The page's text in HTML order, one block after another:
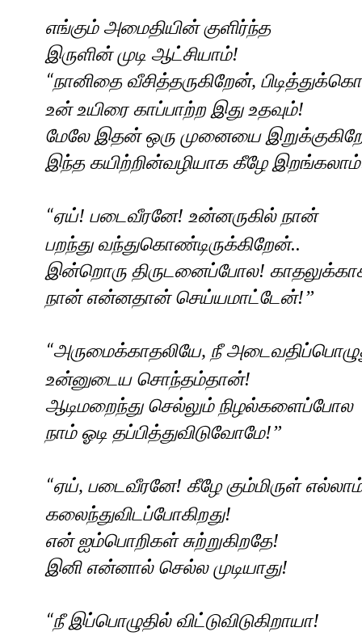
எங்கும் அமைதியின் குளிர்ந்த
இருளின் முடி ஆட்சியாம்!
“நானிதை வீசித்தருகிறேன்,
உன் உயிரை காப்பாற்ற இது உதவும்!
மேலே இதன் ஒரு முனையை
இந்த கயிற்றின்வழியாக கீழே
“ஏய்! படைவீரனே! உன்னருகில் நான்
பறந்து வந்துகொண்டிருக்கிறேன்..
இன்றொரு திருடனைப்போல!
நான் என்னதான் செய்யமாட்டேன்!”
“அருமைக்காதலியே, நீ
உன்னுடைய சொந்தம்தான்!
ஆடிமறைந்து செல்லும் நிழல்களைப்போல
நாம் ஓடி தப்பித்துவிடுவோமே!”
“ஏய், படைவீரனே! கீழே கும்மிருள்
கலைந்துவிடப்போகிறது!
என் ஐம்பொறிகள் சுற்றுகிறதே!
இனி என்னால் செல்ல முடியாது!
“நீ இப்பொழுதில் விட்டுவிடுகிறாயா!